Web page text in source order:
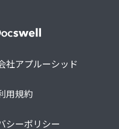
社アプルーシッド
用規約
シーポリシー